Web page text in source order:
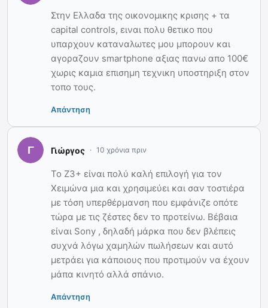
Στην Ελλαδα της οικονομικης κρισης + τα
capital controls, ειναι πολυ θετικο που
υπαρχουν καταναλωτες μου μπορουν και
αγοραζουν smartphone αξιας πανω απο 100€
χωρις καμια επισημη τεχνικη υποστηριξη στον
τοπο τους.
Απάντηση
Γιώργος 10 χρόνια πριν
To Z3+ είναι πολύ καλή επιλογή για τον
Χειμώνα μια και χρησιμεύει και σαν τοστιέρα
με τόση υπερθέρμανση που εμφάνιζε οπότε
τώρα με τις ζέστες δεν το προτείνω. Βέβαια
είναι Sony , δηλαδή μάρκα που δεν βλέπεις
συχνά λόγω χαμηλών πωλήσεων και αυτό
μετράει για κάποιους που προτιμούν να έχουν
μάπα κινητό αλλά σπάνιο.
Απάντηση